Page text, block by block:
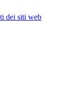
dei siti web